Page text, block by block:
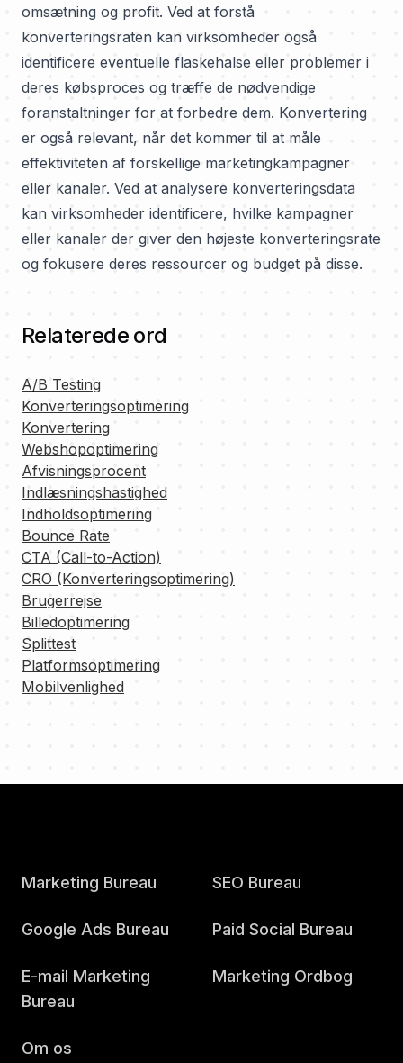
omsætning og profit. Ved at forstå
konverteringsraten kan virksomheder også
identificere eventuelle flaskehalse eller problemer i
deres købsproces og træffe de nødvendige
foranstaltninger for at forbedre dem. Konvertering
er også relevant, når det kommer til at måle
effektiviteten af forskellige marketingkampagner
eller kanaler. Ved at analysere konverteringsdata
kan virksomheder identificere, hvilke kampagner
eller kanaler der giver den højeste konverteringsrate
og fokusere deres ressourcer og budget på disse.
Relaterede ord
A/B Testing
Konverteringsoptimering
Konvertering
Webshopoptimering
Afvisningsprocent
Indlæsningshastighed
Indholdsoptimering
Bounce Rate
CTA (Call-to-Action)
CRO (Konverteringsoptimering)
Brugerrejse
Billedoptimering
Splittest
Platformsoptimering
Mobilvenlighed
Marketing Bureau SEO Bureau
Google Ads Bureau Paid Social Bureau
E-mail Marketing
Bureau
Marketing Ordbog
Om os